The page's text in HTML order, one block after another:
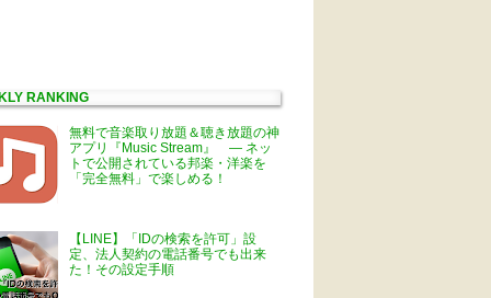
RANKING
無料で音楽取り放題＆聴き放題の神
アプリ『Music Stream』 ― ネッ
トで公開されている邦楽・洋楽を
「完全無料」で楽しめる！
【LINE】「IDの検索を許可」設
定、法人契約の電話番号でも出来
た！その設定手順